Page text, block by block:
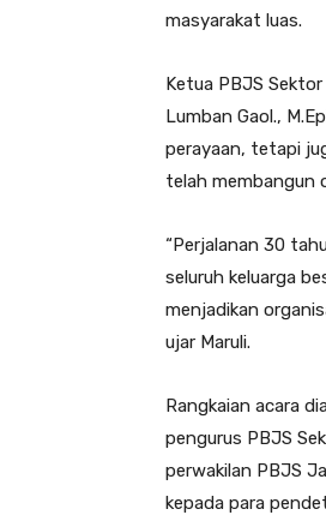
masyarakat luas.
Ketua PBJS Sektor
Lumban Gaol.,
perayaan, tetapi
telah membangun
“Perjalanan 30
seluruh keluarga
menjadikan
ujar Maruli.
Rangkaian acara
pengurus PBJS
perwakilan PBJS
kepada para